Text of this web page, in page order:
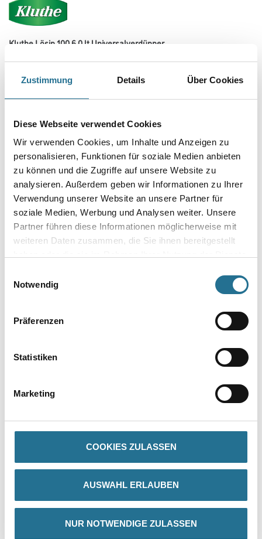
Zustimmung Details Über Cookies
Diese Webseite verwendet Cookies
Wir verwenden Cookies, um Inhalte und Anzeigen zu
personalisieren, Funktionen für soziale Medien anbieten
zu können und die Zugriffe auf unsere Website zu
analysieren. Außerdem geben wir Informationen zu Ihrer
Verwendung unserer Website an unsere Partner für
soziale Medien, Werbung und Analysen weiter. Unsere
Partner führen diese Informationen möglicherweise mit
weiteren Daten zusammen, die Sie ihnen bereitgestellt
Notwendig
Präferenzen
Statistiken
Marketing
COOKIES ZULASSEN
AUSWAHL ERLAUBEN
NUR NOTWENDIGE ZULASSEN
Kluthe Lösin 100 6,0 lt Universalverdünner
Art-Nr.:1008-000151
Mittelflüchtiger leichtentzündlicher Universalverdünner mit hoher
Lösekraft.
Umrechnungsfaktoren
PRODUKTEIGENSCHAFTEN
- Leichtentzündlich
Verarbeitungstemp./Luftfeuchte
Material-, Umluft- und Untergrundtemperatur mindestens 5°C.
bei
direkter Sonneneinstrahlung verarbeiten. Vorsicht bei Gefahr von
Gefahr